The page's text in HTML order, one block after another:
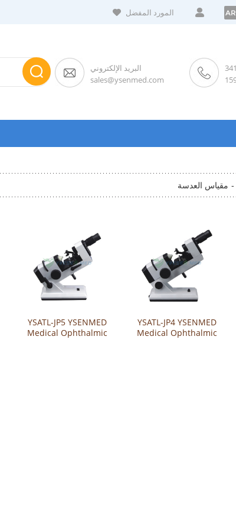
المورد المفضل AR
البريد الإلكتروني
sales@ysenmed.com
- مقياس العدسة
YSATL-JP5 YSENMED
Medical Ophthalmic
YSATL-JP4 YSENMED
Medical Ophthalmic